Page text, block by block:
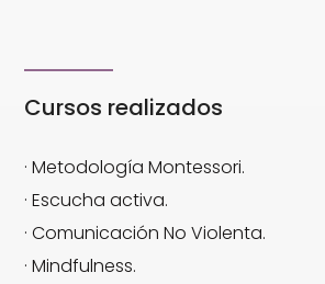
Cursos realizados
· Metodología Montessori.
· Escucha activa.
· Comunicación No Violenta.
· Mindfulness.